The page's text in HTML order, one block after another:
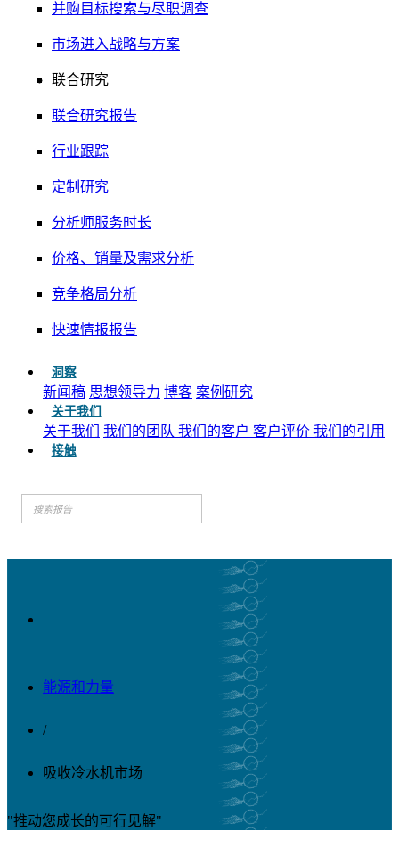
并购目标搜索与尽职调查
市场进入战略与方案
联合研究
联合研究报告
行业跟踪
定制研究
分析师服务时长
价格、销量及需求分析
竞争格局分析
快速情报报告
洞察
新闻稿 思想领导力 博客 案例研究
关于我们
关于我们 我们的团队 我们的客户 客户评价 我们的引用
接触
能源和力量
/
吸收冷水机市场
"推动您成长的可行见解"